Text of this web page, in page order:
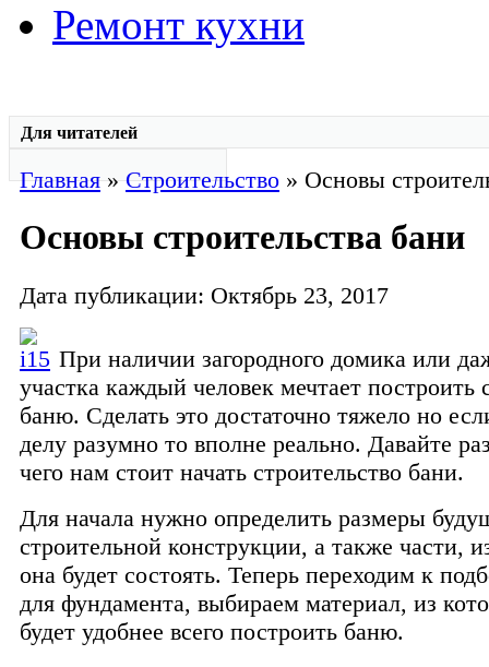
Ремонт кухни
Для читателей
Главная»Строительство » Основы
Основы строительства бани
Дата публикации: Октябрь 23, 2017
При наличии загородного домика или
участка каждый человек мечтает построить
баню. Сделать это достаточно тяжело но
делу разумно то вполне реально. Давайте
чего нам стоит начать строительство бани.
Для начала нужно определить размеры
строительной конструкции, а также части,
она будет состоять. Теперь переходим к
для фундамента, выбираем материал, из
будет удобнее всего построить баню.